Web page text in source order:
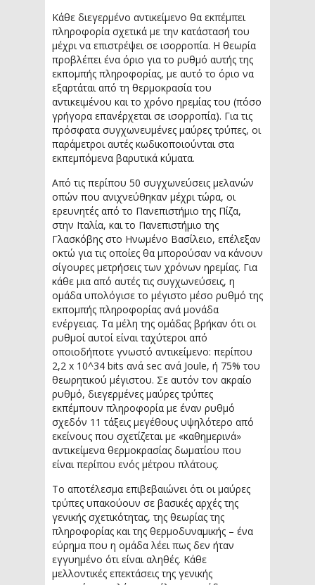
Κάθε διεγερμένο αντικείμενο θα εκπέμπει
πληροφορία σχετικά με την κατάστασή του
μέχρι να επιστρέψει σε ισορροπία. Η θεωρία
προβλέπει ένα όριο για το ρυθμό αυτής της
εκπομπής πληροφορίας, με αυτό το όριο να
εξαρτάται από τη θερμοκρασία του
αντικειμένου και το χρόνο ηρεμίας του (πόσο
γρήγορα επανέρχεται σε ισορροπία). Για τις
πρόσφατα συγχωνευμένες μαύρες τρύπες, οι
παράμετροι αυτές κωδικοποιούνται στα
εκπεμπόμενα βαρυτικά κύματα.
Από τις περίπου 50 συγχωνεύσεις μελανών
οπών που ανιχνεύθηκαν μέχρι τώρα, οι
ερευνητές από το Πανεπιστήμιο της Πίζα,
στην Ιταλία, και το Πανεπιστήμιο της
Γλασκόβης στο Ηνωμένο Βασίλειο, επέλεξαν
οκτώ για τις οποίες θα μπορούσαν να κάνουν
σίγουρες μετρήσεις των χρόνων ηρεμίας. Για
κάθε μια από αυτές τις συγχωνεύσεις, η
ομάδα υπολόγισε το μέγιστο μέσο ρυθμό της
εκπομπής πληροφορίας ανά μονάδα
ενέργειας. Τα μέλη της ομάδας βρήκαν ότι οι
ρυθμοί αυτοί είναι ταχύτεροι από
οποιοδήποτε γνωστό αντικείμενο: περίπου
2,2 x 10^34 bits ανά sec ανά Joule, ή 75% του
θεωρητικού μέγιστου. Σε αυτόν τον ακραίο
ρυθμό, διεγερμένες μαύρες τρύπες
εκπέμπουν πληροφορία με έναν ρυθμό
σχεδόν 11 τάξεις μεγέθους υψηλότερο από
εκείνους που σχετίζεται με «καθημερινά»
αντικείμενα θερμοκρασίας δωματίου που
είναι περίπου ενός μέτρου πλάτους.
Το αποτέλεσμα επιβεβαιώνει ότι οι μαύρες
τρύπες υπακούουν σε βασικές αρχές της
γενικής σχετικότητας, της θεωρίας της
πληροφορίας και της θερμοδυναμικής – ένα
εύρημα που η ομάδα λέει πως δεν ήταν
εγγυημένο ότι είναι αληθές. Κάθε
μελλοντικές επεκτάσεις της γενικής